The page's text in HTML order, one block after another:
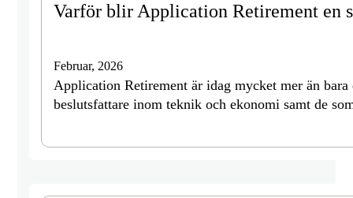
Varför blir Application Retirement en
Februar, 2026
Application Retirement är idag mycket mer än
beslutsfattare inom teknik och ekonomi samt de